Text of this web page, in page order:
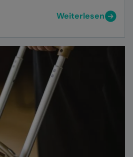
Weiterlesen